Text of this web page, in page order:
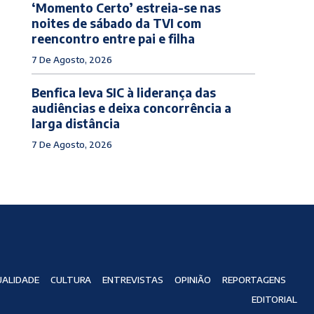
‘Momento Certo’ estreia-se nas
noites de sábado da TVI com
reencontro entre pai e filha
7 De Agosto, 2026
Benfica leva SIC à liderança das
audiências e deixa concorrência a
larga distância
7 De Agosto, 2026
CULTURA ENTREVISTAS OPINIÃO
REPORTAGENS
EDITORIAL